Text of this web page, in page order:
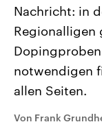
Landtagswahl
2026
Alle Informationen
Sachsen-Anhalt
September 2026
Landtag. Seit 2021
Bundesland von
Umfragen,
und Hintergründe
und Kandidaten
Sendungen
Nachricht: in
Regionalligen
notwendigen
allen Seiten.
Von Frank